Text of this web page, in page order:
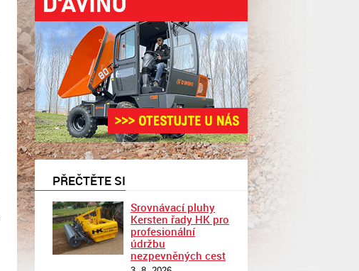
PŘEČTĚTE SI
Srovnávací pluhy
Kersten řady HK pro
profesionální
údržbu
nezpevněných cest